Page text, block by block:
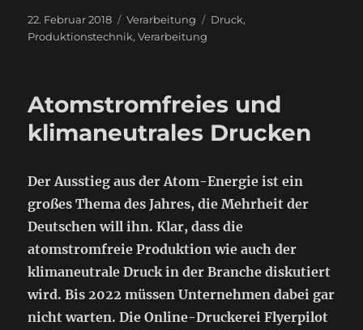
Veröffentlicht
am
22. Februar 2018 Kategorien
Verarbeitung Schlagwörter
Druck,
Produktionstechnik,Verarbeitung
Atomstromfreies und
klimaneutrales Drucken
Der Ausstieg aus der Atom-Energie ist ein
großes Thema des Jahres, die Mehrheit der
Deutschen will ihn. Klar, dass die
atomstromfreie Produktion wie auch der
klimaneutrale Druck in der Branche diskutiert
wird. Bis 2022 müssen Unternehmen dabei gar
nicht warten. Die Online-Druckerei Flyerpilot